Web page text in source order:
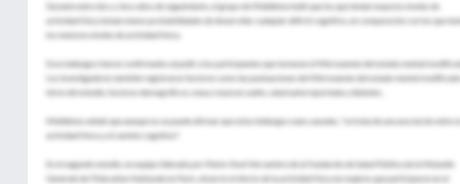
Durante entre dos y cinco años de seguimiento, el grupo de Middleton halló que los que tenían mayores niveles de
actividad física tenían menos probabilidades de desarrollar cualquier déficit cognitivo, en comparación con los que
los menores niveles de actividad física.
Esos hallazgos fueron confirmados al pedir a los participantes que tomaran el Mini examen del estado mental
Los investigadores también registraron factores como las puntuaciones del Mini examen del estado mental modificado
inicio del estudio, factores demográficos, masa corporal, sueño, salud autorreportada y diabetes.
Middleton señaló que aunque no se puede afirmar que estos hallazgos sean causales, "se trata de una asociación entre la
actividad física y el cambio cognitivo".
En el segundo estudio, un equipo liderado por Marie-Noel Vercambre de la Fundación de Salud Pública de la Mutuelle
Generale de l'Education Nationale en París, observó el efecto de la actividad física en mujeres que participaron en el